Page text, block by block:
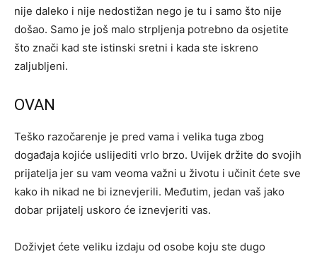
nije daleko i nije nedostižan nego je tu i samo što nije
došao. Samo je još malo strpljenja potrebno da osjetite
što znači kad ste istinski sretni i kada ste iskreno
zaljubljeni.
OVAN
Teško razočarenje je pred vama i velika tuga zbog
događaja kojiće uslijediti vrlo brzo. Uvijek držite do svojih
prijatelja jer su vam veoma važni u životu i učinit ćete sve
kako ih nikad ne bi iznevjerili. Međutim, jedan vaš jako
dobar prijatelj uskoro će iznevjeriti vas.
Doživjet ćete veliku izdaju od osobe koju ste dugo